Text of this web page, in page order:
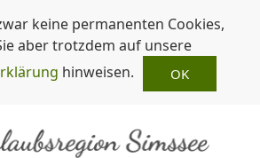
keine permanenten Cookies,
aber trotzdem auf unsere
hinweisen. OK